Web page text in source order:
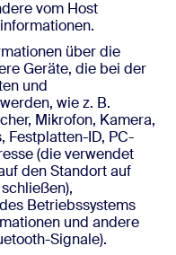
vom Host
über die
Geräte, die bei der
und
wie z. B.
Mikrofon, Kamera,
Festplatten-ID, PC-
(die verwendet
den Standort auf
Betriebssystems
und andere
Signale).